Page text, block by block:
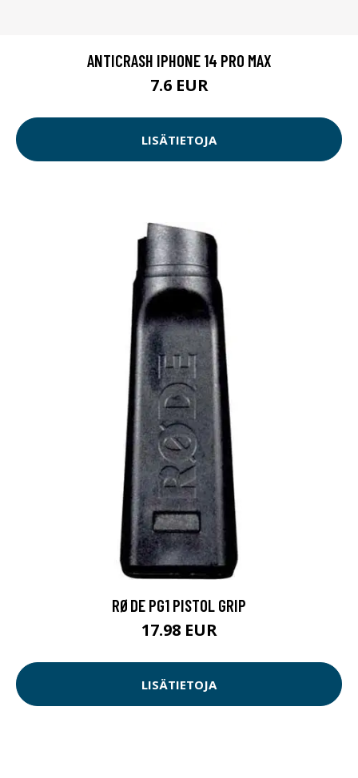
ANTICRASH IPHONE 14 PRO MAX
7.6 EUR
LISÄTIETOJA
RØDE PG1 PISTOL GRIP
17.98 EUR
LISÄTIETOJA